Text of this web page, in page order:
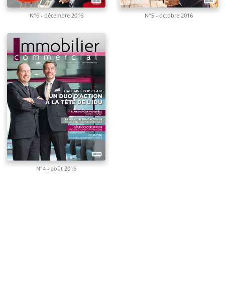
N°6 - décembre 2016 N°5 - octobre 2016
N°4 - août 2016